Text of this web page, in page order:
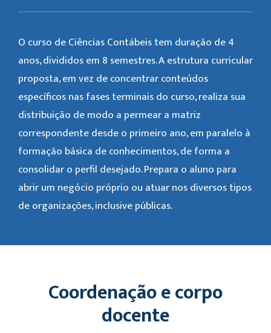
O curso de Ciências Contábeis tem duração de 4
anos, divididos em 8 semestres. A estrutura curricular
proposta, em vez de concentrar conteúdos
específicos nas fases terminais do curso, realiza sua
distribuição de modo a permear a matriz
correspondente desde o primeiro ano, em paralelo à
formação básica de conhecimentos, de forma a
consolidar o perfil desejado. Prepara o aluno para
abrir um negócio próprio ou atuar nos diversos tipos
de organizações, inclusive públicas.
Coordenação e corpo
docente